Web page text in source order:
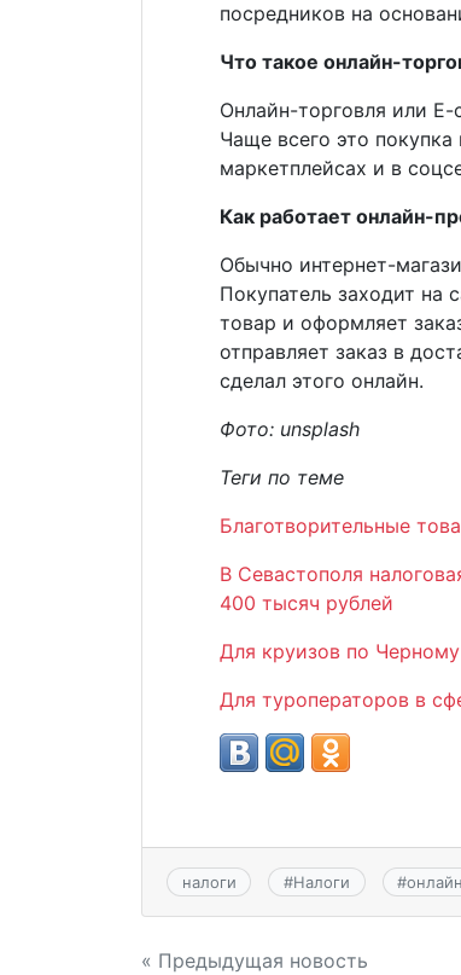
посредников на
Что такое онлайн-
Онлайн-торговля или
Чаще всего это покупка
маркетплейсах и в
Как работает онлайн-
Обычно интернет-
Покупатель заходит на
товар и оформляет
отправляет заказ в
сделал этого онлайн.
Фото: unsplash
Теги по теме
Благотворительные
В Севастополя
400 тысяч рублей
Для круизов по
Для туроператоров в
налоги #Налоги #
« Предыдущая новость